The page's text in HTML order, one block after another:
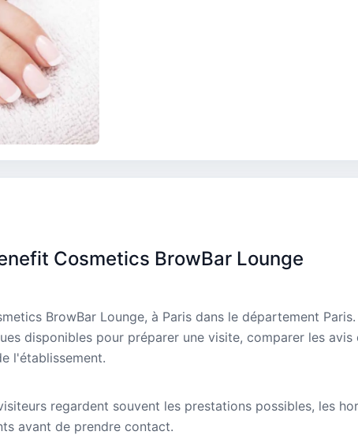
Cosmetics BrowBar Lounge
BrowBar Lounge, à Paris dans le département Paris.
disponibles pour préparer une visite, comparer les avis
l'établissement.
regardent souvent les prestations possibles, les
avant de prendre contact.